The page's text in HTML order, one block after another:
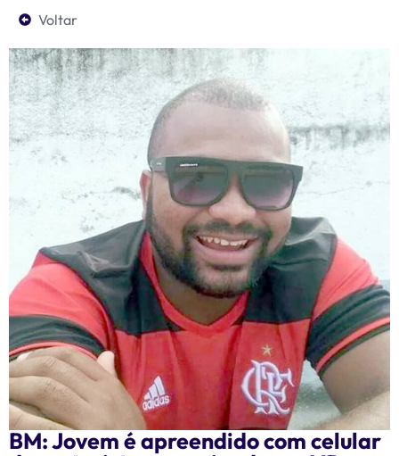
Voltar
BM: Jovem é apreendido com celular